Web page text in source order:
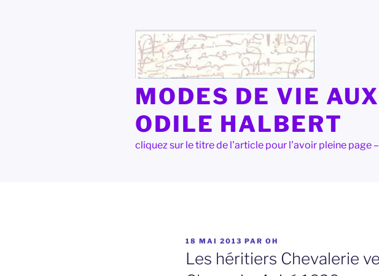
MODES DE VIE
ODILE HALBERT
cliquez sur le titre de l'article pour l'avoir pleine page
PUBLIÉ
LE
18 MAI 2013 PAR OH
Les héritiers Chevalerie